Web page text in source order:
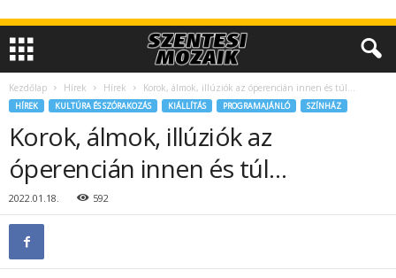
Kezdőlap Hírek Hírek Korok, álmok, illúziók az óperencián innen és túl…
HÍREK KULTÚRA ÉS SZÓRAKOZÁS KIÁLLÍTÁS PROGRAMAJÁNLÓ SZÍNHÁZ
Korok, álmok, illúziók az
óperencián innen és túl…
2022.01.18. 592